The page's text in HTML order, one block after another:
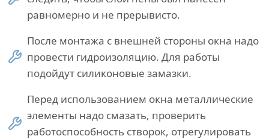
равномерно и не прерывисто.
После монтажа с внешней стороны окна надо
провести гидроизоляцию. Для работы
подойдут силиконовые замазки.
Перед использованием окна металлические
элементы надо смазать, проверить
работоспособность створок, отрегулировать